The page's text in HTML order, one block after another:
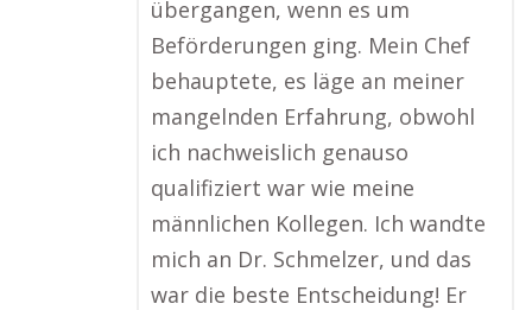
übergangen, wenn es um
Beförderungen ging. Mein Chef
behauptete, es läge an meiner
mangelnden Erfahrung, obwohl
ich nachweislich genauso
qualifiziert war wie meine
männlichen Kollegen. Ich wandte
mich an Dr. Schmelzer, und das
war die beste Entscheidung! Er